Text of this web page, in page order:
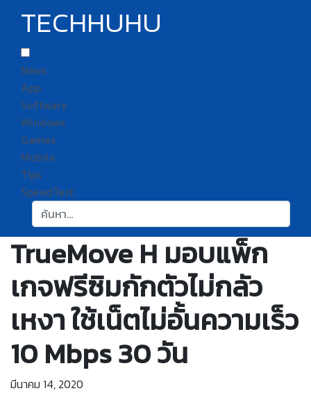
TECHHUHU
News
App
Software
Windows
Games
Mobile
Tips
SpeedTest
ค้นหา:
TrueMove H มอบแพ็ก
เกจฟรีซิมกักตัวไม่กลัว
เหงา ใช้เน็ตไม่อั้นความเร็ว
10 Mbps 30 วัน
มีนาคม 14, 2020